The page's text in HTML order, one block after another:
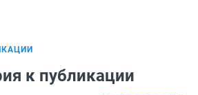
к публикации